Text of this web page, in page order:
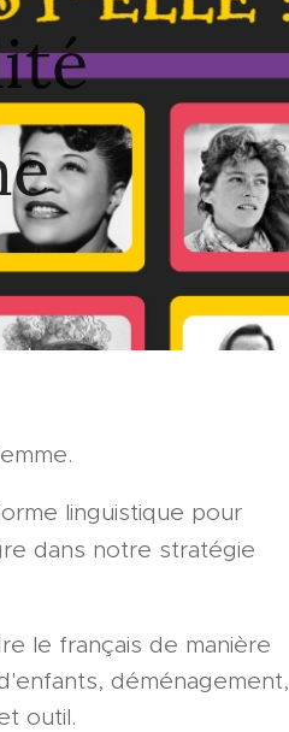
linguistique pour
dans notre stratégie
le français de manière
déménagement,
outil.